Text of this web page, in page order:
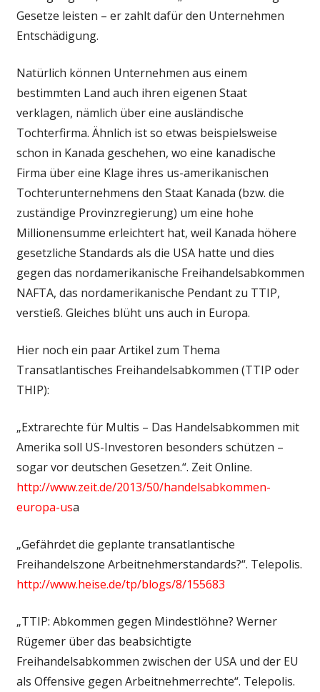
Gesetze leisten – er zahlt dafür den Unternehmen
Entschädigung.
Natürlich können Unternehmen aus einem
bestimmten Land auch ihren eigenen Staat
verklagen, nämlich über eine ausländische
Tochterfirma. Ähnlich ist so etwas beispielsweise
schon in Kanada geschehen, wo eine kanadische
Firma über eine Klage ihres us-amerikanischen
Tochterunternehmens den Staat Kanada (bzw. die
zuständige Provinzregierung) um eine hohe
Millionensumme erleichtert hat, weil Kanada höhere
gesetzliche Standards als die USA hatte und dies
gegen das nordamerikanische Freihandelsabkommen
NAFTA, das nordamerikanische Pendant zu TTIP,
verstieß. Gleiches blüht uns auch in Europa.
Hier noch ein paar Artikel zum Thema
Transatlantisches Freihandelsabkommen (TTIP oder
THIP):
„Extrarechte für Multis – Das Handelsabkommen mit
Amerika soll US-Investoren besonders schützen –
sogar vor deutschen Gesetzen.“. Zeit Online.
http://www.zeit.de/2013/50/handelsabkommen-
europa-usa
„Gefährdet die geplante transatlantische
Freihandelszone Arbeitnehmerstandards?“. Telepolis.
http://www.heise.de/tp/blogs/8/155683
„TTIP: Abkommen gegen Mindestlöhne? Werner
Rügemer über das beabsichtigte
Freihandelsabkommen zwischen der USA und der EU
als Offensive gegen Arbeitnehmerrechte“. Telepolis.